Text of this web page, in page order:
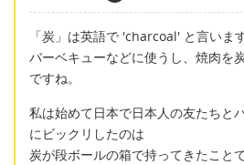
「炭」は英語で 'charcoal' と言います
バーベキューなどに使うし、焼肉を
ですね。
私は始めて日本で日本人の友たちと
にビックリしたのは
炭が段ボールの箱で持ってきたこと